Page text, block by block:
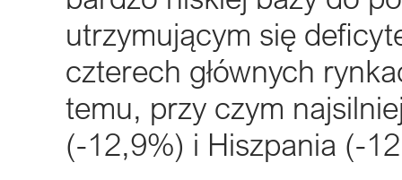
utrzymującym się
czterech głównych
temu, przy czym
(-12,9%) i Hiszpania (-